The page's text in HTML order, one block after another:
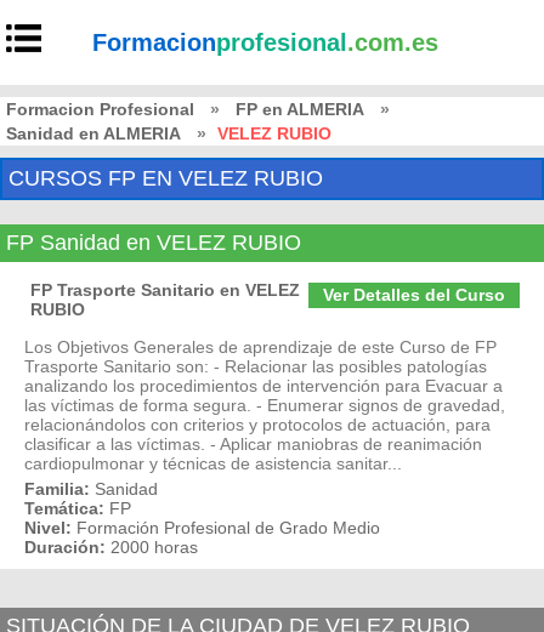
Formacionprofesional .com.es
Formacion Profesional » FP en ALMERIA
»
Sanidad en ALMERIA
» VELEZ RUBIO
CURSOS FP EN VELEZ RUBIO
FP Sanidad en VELEZ RUBIO
Ver Detalles del Curso
FP Trasporte Sanitario en VELEZ
RUBIO
Los Objetivos Generales de aprendizaje de este Curso de FP
Trasporte Sanitario son: - Relacionar las posibles patologías
analizando los procedimientos de intervención para Evacuar a
las víctimas de forma segura. - Enumerar signos de gravedad,
relacionándolos con criterios y protocolos de actuación, para
clasificar a las víctimas. - Aplicar maniobras de reanimación
cardiopulmonar y técnicas de asistencia sanitar...
Familia: Sanidad
Temática: FP
Nivel: Formación Profesional de Grado Medio
Duración: 2000 horas
SITUACIÓN DE LA CIUDAD DE VELEZ RUBIO